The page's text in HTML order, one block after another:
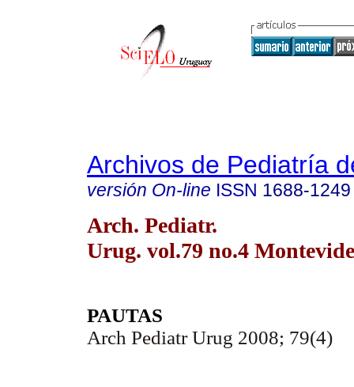
Archivos de Pediatría
versión On-line ISSN 1688-1249
Arch. Pediatr.
Urug. vol.79 no.4
PAUTAS
Arch Pediatr Urug 2008; 79(4)